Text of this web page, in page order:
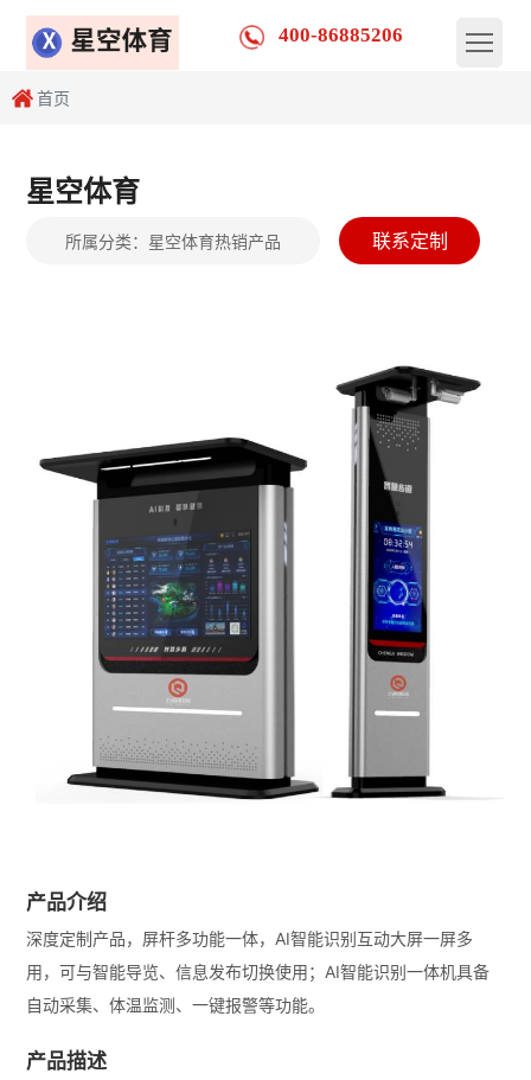
400-86885206
首页
星空体育
所属分类： 星空体育热销产品 联系定制
产品介绍
深度定制产品，屏杆多功能一体，AI智能识别互动大屏一屏多
用，可与智能导览、信息发布切换使用；AI智能识别一体机具备
自动采集、体温监测、一键报警等功能。
产品描述